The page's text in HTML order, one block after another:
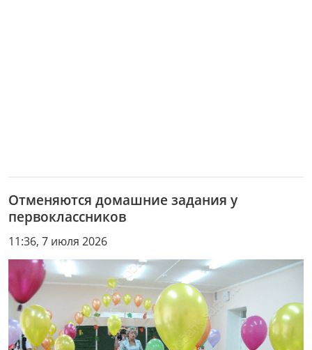
Отменяются домашние задания у
первоклассников
11:36, 7 июля 2026